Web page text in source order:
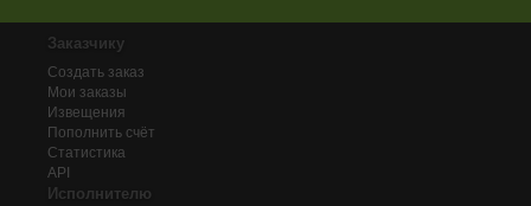
Заказчику
Создать заказ
Мои заказы
Извещения
Пополнить счёт
Статистика
API
Исполнителю